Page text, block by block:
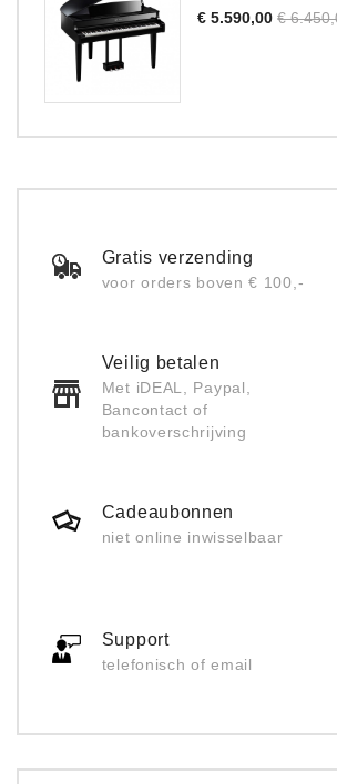
€ 5.590,00 €
Gratis verzending
voor orders boven € 100,-
Veilig betalen
Met iDEAL, Paypal,
Bancontact of
bankoverschrijving
Cadeaubonnen
niet online inwisselbaar
Support
telefonisch of email